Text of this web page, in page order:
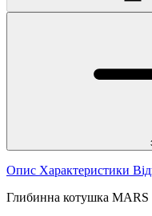
Опис Характеристики
Глибинна котушка